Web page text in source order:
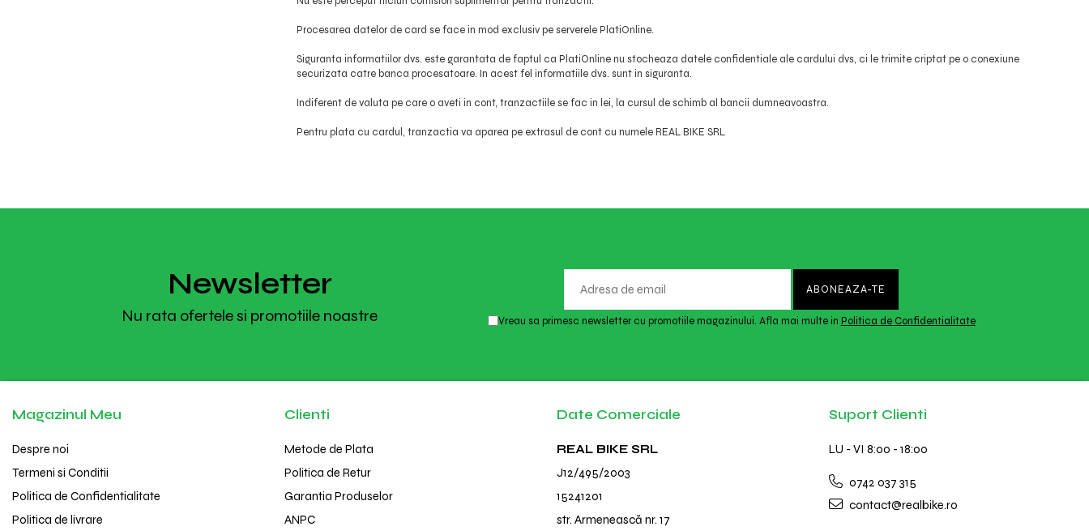
Procesarea datelor de card se face in mod exclusiv pe serverele PlatiOnline.
Siguranta informatiilor dvs. este garantata de faptul ca PlatiOnline nu stocheaza datele confidentiale ale cardului dvs, ci le trimite criptat pe o conexiune
securizata catre banca procesatoare. In acest fel informatiile dvs. sunt in siguranta.
Indiferent de valuta pe care o aveti in cont, tranzactiile se fac in lei, la cursul de schimb al bancii dumneavoastra.
Pentru plata cu cardul, tranzactia va aparea pe extrasul de cont cu numele REAL BIKE SRL
Newsletter
Nu rata ofertele si promotiile noastre Vreau sa primesc newsletter cu promotiile magazinului. Afla mai multe in Politica de Confidentialitate
Magazinul Meu
Despre noi
Termeni si Conditii
Politica de Confidentialitate
Politica de livrare
Clienti
Metode de Plata
Politica de Retur
Garantia Produselor
ANPC
Date Comerciale
REAL BIKE SRL
J12/495/2003
15241201
str. Armenească nr. 17
Suport Clienti
LU - VI 8:00 - 18:00
0742 037 315
contact@realbike.ro